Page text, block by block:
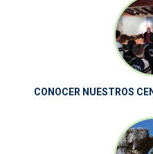
CONOCER NUESTROS